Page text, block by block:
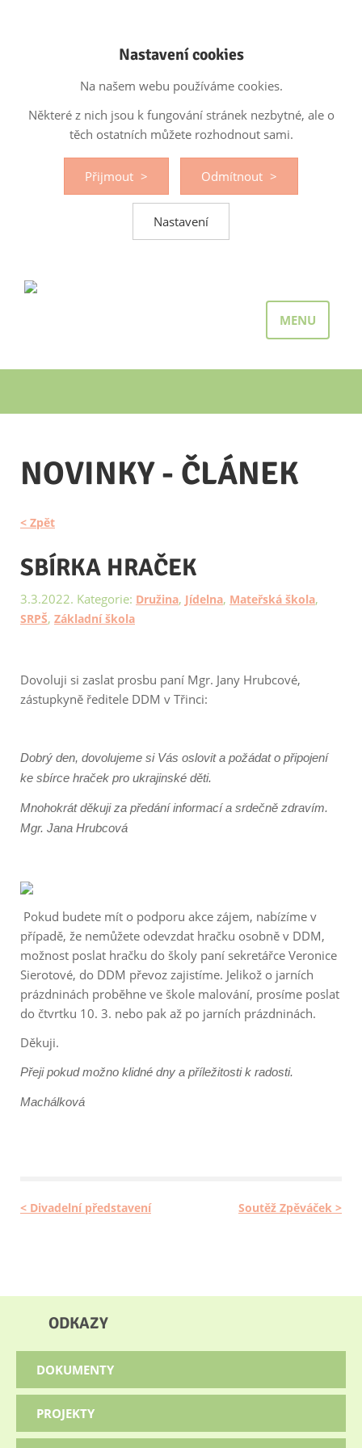
Nastavení cookies
Na našem webu používáme cookies.
Některé z nich jsou k fungování stránek nezbytné, ale o
těch ostatních můžete rozhodnout sami.
Přijmout Odmítnout
Nastavení
MENU
NOVINKY - ČLÁNEK
< Zpět
SBÍRKA HRAČEK
3.3.2022. Kategorie: Družina, Jídelna, Mateřská škola,
SRPŠ, Základní škola
Dovoluji si zaslat prosbu paní Mgr. Jany Hrubcové,
zástupkyně ředitele DDM v Třinci:
Dobrý den, dovolujeme si Vás oslovit a požádat o připojení
ke sbírce hraček pro ukrajinské děti.
Mnohokrát děkuji za předání informací a srdečně zdravím.
Mgr. Jana Hrubcová
Pokud budete mít o podporu akce zájem, nabízíme v
případě, že nemůžete odevzdat hračku osobně v DDM,
možnost poslat hračku do školy paní sekretářce Veronice
Sierotové, do DDM převoz zajistíme. Jelikož o jarních
prázdninách proběhne ve škole malování, prosíme poslat
do čtvrtku 10. 3. nebo pak až po jarních prázdninách.
Děkuji.
Přeji pokud možno klidné dny a příležitosti k radosti.
Machálková
< Divadelní představení Soutěž Zpěváček >
ODKAZY
DOKUMENTY
PROJEKTY